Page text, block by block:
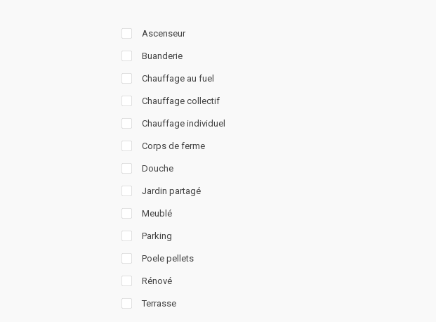
Ascenseur
Buanderie
Chauffage au fuel
Chauffage collectif
Chauffage individuel
Corps de ferme
Douche
Jardin partagé
Meublé
Parking
Poele pellets
Rénové
Terrasse